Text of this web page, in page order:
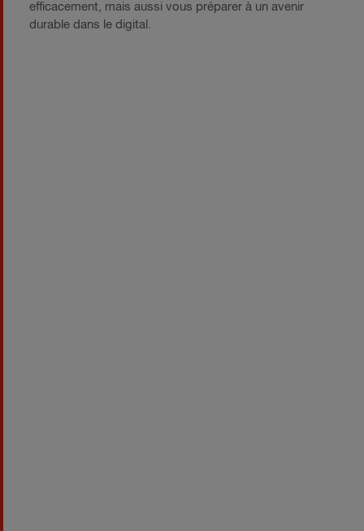
efficacement, mais aussi vous préparer à un avenir
durable dans le digital.